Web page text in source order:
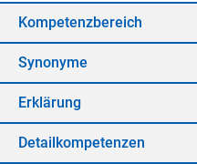
Kom­pe­tenz­be­reich
Syn­ony­me
Er­klä­rung
De­tail­kom­pe­ten­zen